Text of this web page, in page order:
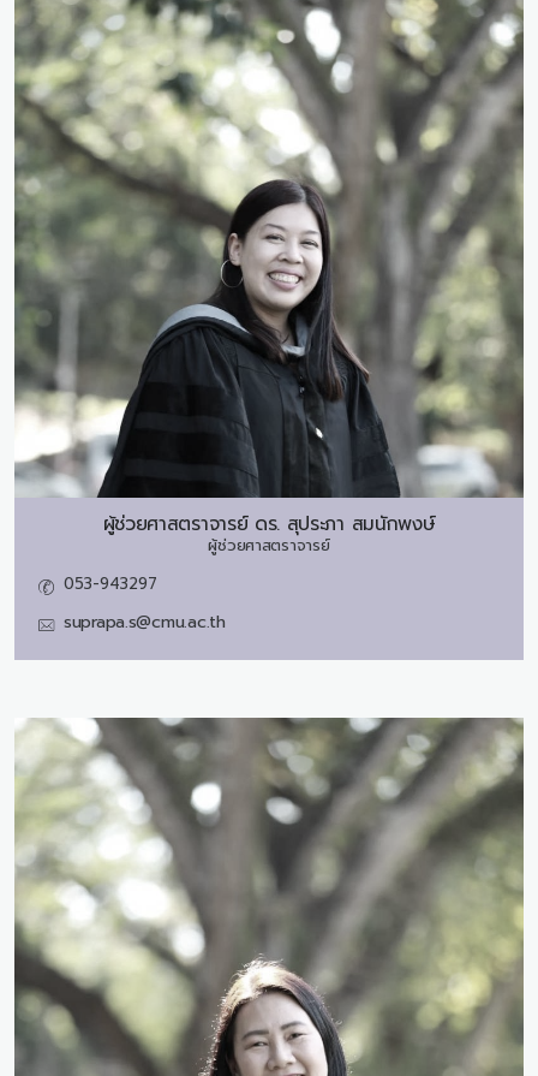
ผู้ช่วยศาสตราจารย์ ดร. สุประภา สมนักพงษ์
ผู้ช่วยศาสตราจารย์
053-943297
suprapa.s@cmu.ac.th